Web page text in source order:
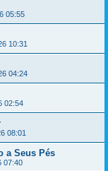
05:55
10:31
04:24
02:54
08:01
a Seus Pés
07:40